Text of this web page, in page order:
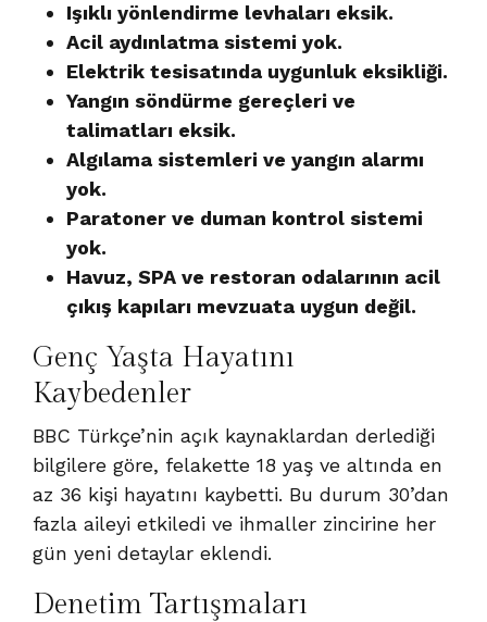
Işıklı yönlendirme levhaları eksik.
Acil aydınlatma sistemi yok.
Elektrik tesisatında uygunluk eksikliği.
Yangın söndürme gereçleri ve
talimatları eksik.
Algılama sistemleri ve yangın alarmı
yok.
Paratoner ve duman kontrol sistemi
yok.
Havuz, SPA ve restoran odalarının acil
çıkış kapıları mevzuata uygun değil.
Genç Yaşta Hayatını
Kaybedenler
BBC Türkçe’nin açık kaynaklardan derlediği
bilgilere göre, felakette 18 yaş ve altında en
az 36 kişi hayatını kaybetti. Bu durum 30’dan
fazla aileyi etkiledi ve ihmaller zincirine her
gün yeni detaylar eklendi.
Denetim Tartışmaları